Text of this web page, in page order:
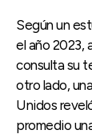
Según un
el año 2023,
consulta su
otro lado,
Unidos
promedio